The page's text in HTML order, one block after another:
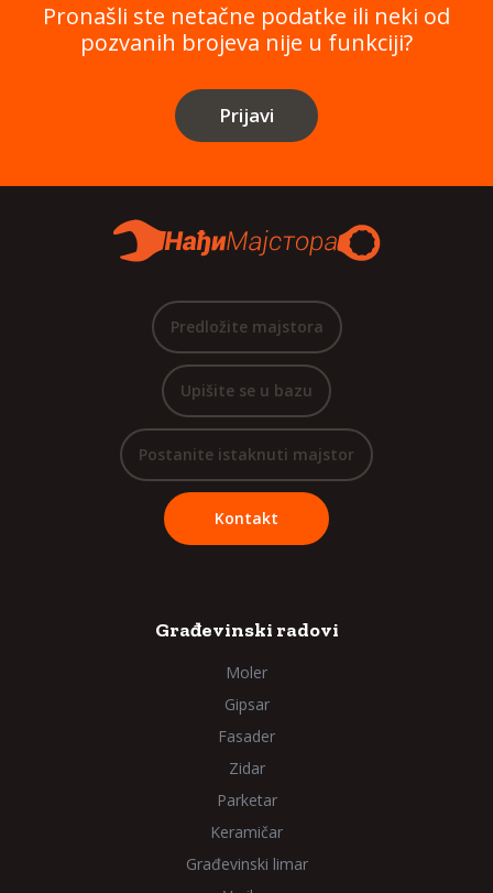
Pronašli ste netačne podatke ili neki od
pozvanih brojeva nije u funkciji?
Prijavi
Predložite majstora
Upišite se u bazu
Postanite istaknuti majstor
Kontakt
Građevinski radovi
Moler
Gipsar
Fasader
Zidar
Parketar
Keramičar
Građevinski limar